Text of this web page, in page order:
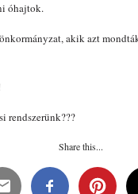
óhajtok.
akik azt
rendszerünk???
Share this...